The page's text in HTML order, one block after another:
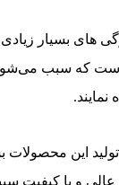
های بسیار زیادی
است که سبب
این
عالی و با کیفیت